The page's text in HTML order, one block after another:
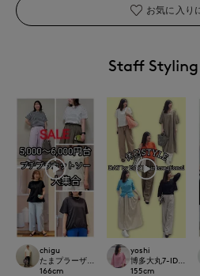
お気に入り
Staff
chigu
たまプラーザ東急I.T.'S.international
166cm
yoshi
博多大丸7-
155cm